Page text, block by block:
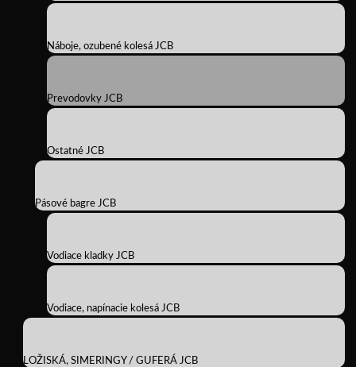
Náboje, ozubené kolesá JCB
Prevodovky JCB
Ostatné JCB
Pásové bagre JCB
Vodiace kladky JCB
Vodiace, napínacie kolesá JCB
LOŽISKÁ, SIMERINGY / GUFERÁ JCB